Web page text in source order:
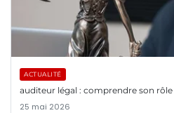
ACTUALITÉ
auditeur légal : comprendre son rôle
25 mai 2026